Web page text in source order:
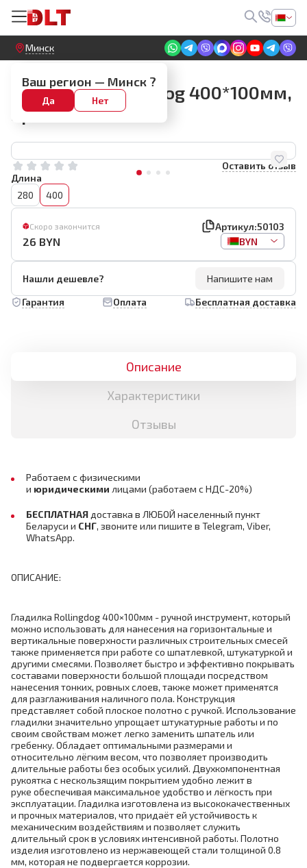
Круглосуточный! Прием заявок на сайте
Минск
Ваш регион — Минск ?
Да Нет
Гладилки
Гладилка Rollingdog 400*100мм,
арт.50103
Оставить отзыв
Длина
280
400
Скоро закончится Артикул:50103
26 BYN BYN
Нашли дешевле?
Напишите нам
Гарантия
Оплата Бесплатная доставка
Описание
Характеристики
Отзывы
Работаем с физическими
и юридическими лицами (работаем с НДС-20%)
БЕСПЛАТНАЯ доставка в ЛЮБОЙ населенный пункт
Беларуси и СНГ, звоните или пишите в Telegram, Viber,
WhatsApp.
ОПИСАНИЕ:
Гладилка Rollingdog 400×100мм - ручной инструмент, который
можно использовать для нанесения на горизонтальные и
вертикальные поверхности различных строительных смесей
также применяется при работе со шпатлевкой, штукатуркой и
другими смесями. Позволяет быстро и эффективно покрывать
составами поверхности большой площади посредством
нанесения тонких, ровных слоев, также может применятся
для разглаживания наличного пола. Конструкция
представляет собой плоское полотно с ручкой. Использование
гладилки значительно упрощает штукатурные работы и по
своим свойствам может легко заменить шпатель или
гребенку. Обладает оптимальными размерами и
относительно лёгким весом, что позволяет производить
длительные работы без особых усилий. Двухкомпонентная
рукоятка с нескользящим покрытием удобно лежит в
руке обеспечивая максимальное удобство и лёгкость при
эксплуатации. Гладилка изготовлена из высококачественных
и прочных материалов, что придаёт ей устойчивость к
механическим воздействиям и позволяет служить
длительный срок в условиях интенсивной работы. Полотно
изделия изготовлено из нержавеющей стали толщиной 0.8
мм, которая не подвергается коррозии.